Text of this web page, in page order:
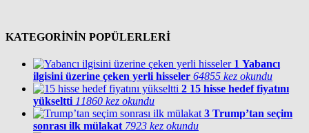
KATEGORİNİN POPÜLERLERİ
1 Yabancı
ilgisini üzerine çeken yerli hisseler 64855 kez okundu
2 15 hisse hedef fiyatını
yükseltti 11860 kez okundu
3 Trump’tan seçim
sonrası ilk mülakat 7923 kez okundu